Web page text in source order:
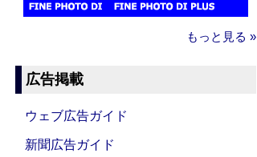
もっと見る »
広告掲載
ウェブ広告ガイド
新聞広告ガイド